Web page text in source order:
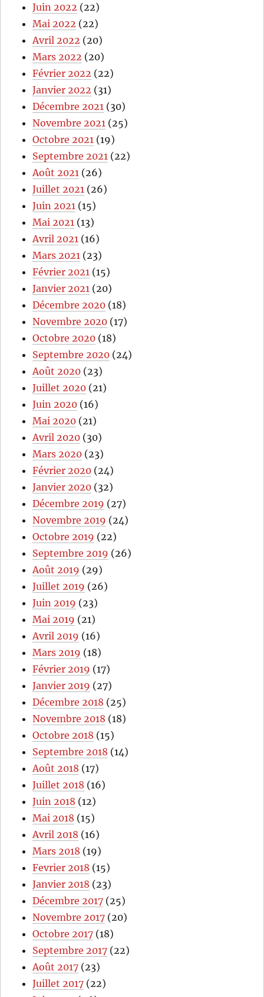
Juin 2022 (22)
Mai 2022 (22)
Avril 2022 (20)
Mars 2022 (20)
Février 2022 (22)
Janvier 2022 (31)
Décembre 2021 (30)
Novembre 2021 (25)
Octobre 2021 (19)
Septembre 2021 (22)
Août 2021 (26)
Juillet 2021 (26)
Juin 2021 (15)
Mai 2021 (13)
Avril 2021 (16)
Mars 2021 (23)
Février 2021 (15)
Janvier 2021 (20)
Décembre 2020 (18)
Novembre 2020 (17)
Octobre 2020 (18)
Septembre 2020 (24)
Août 2020 (23)
Juillet 2020 (21)
Juin 2020 (16)
Mai 2020 (21)
Avril 2020 (30)
Mars 2020 (23)
Février 2020 (24)
Janvier 2020 (32)
Décembre 2019 (27)
Novembre 2019 (24)
Octobre 2019 (22)
Septembre 2019 (26)
Août 2019 (29)
Juillet 2019 (26)
Juin 2019 (23)
Mai 2019 (21)
Avril 2019 (16)
Mars 2019 (18)
Février 2019 (17)
Janvier 2019 (27)
Décembre 2018 (25)
Novembre 2018 (18)
Octobre 2018 (15)
Septembre 2018 (14)
Août 2018 (17)
Juillet 2018 (16)
Juin 2018 (12)
Mai 2018 (15)
Avril 2018 (16)
Mars 2018 (19)
Fevrier 2018 (15)
Janvier 2018 (23)
Décembre 2017 (25)
Novembre 2017 (20)
Octobre 2017 (18)
Septembre 2017 (22)
Août 2017 (23)
Juillet 2017 (22)